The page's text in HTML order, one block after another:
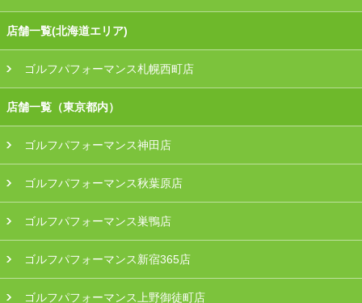
店舗一覧(北海道エリア)
ゴルフパフォーマンス札幌西町店
店舗一覧（東京都内）
ゴルフパフォーマンス神田店
ゴルフパフォーマンス秋葉原店
ゴルフパフォーマンス巣鴨店
ゴルフパフォーマンス新宿365店
ゴルフパフォーマンス上野御徒町店